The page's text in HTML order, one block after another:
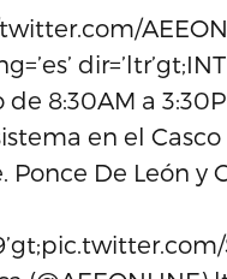
de 8:30AM a
en el Casco
Ponce De León